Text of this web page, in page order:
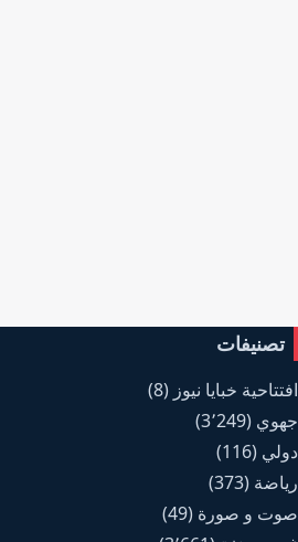
تصنيفات
افتتاحية خبايا نيوز (8)
جهوي (3٬249)
دولي (116)
رياضة (373)
صوت و صورة (49)